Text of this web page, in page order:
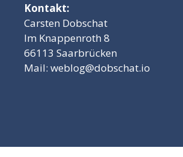
Kontakt:
Carsten Dobschat
Im Knappenroth 8
66113 Saarbrücken
Mail: weblog@dobschat.io